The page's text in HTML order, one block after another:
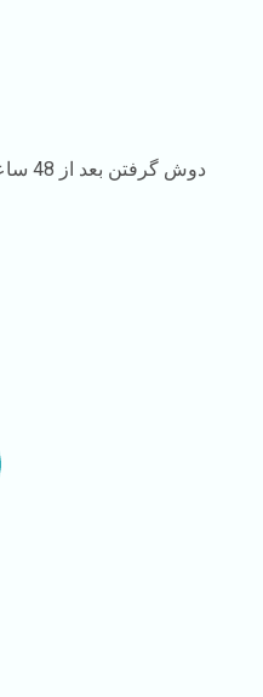
دوش گرفتن بعد از 48 ساعت